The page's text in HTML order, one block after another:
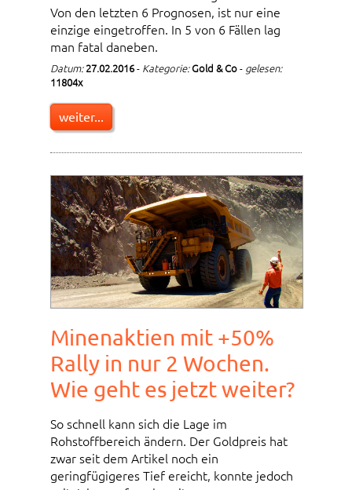
Von den letzten 6 Prognosen, ist nur eine
einzige eingetroffen. In 5 von 6 Fällen lag
man fatal daneben.
Datum: 27.02.2016- Kategorie:Gold & Co- gelesen:
11804x
weiter...
Minenaktien mit +50%
Rally in nur 2 Wochen.
Wie geht es jetzt weiter?
So schnell kann sich die Lage im
Rohstoffbereich ändern. Der Goldpreis hat
zwar seit dem Artikel noch ein
geringfügigeres Tief ereicht, konnte jedoch